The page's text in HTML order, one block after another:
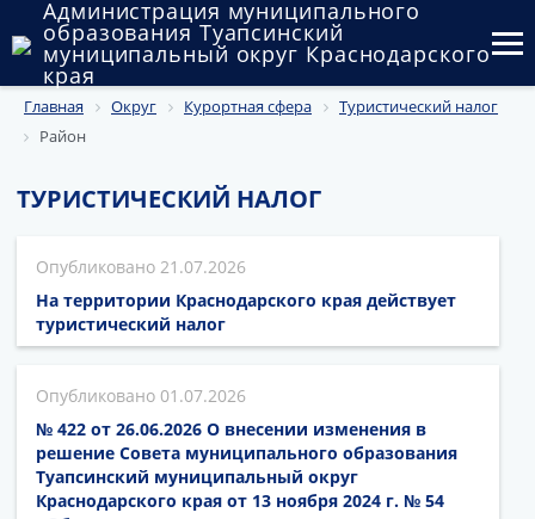
Администрация муниципального
образования Туапсинский
муниципальный округ Краснодарского
края
Округ
Государственный и муниципальный контроль
Муниципальное имущество
Документы
Главная Округ Курортная сфера
Туристический налог
Район
ТУРИСТИЧЕСКИЙ НАЛОГ
21.07.2026
На территории Краснодарского края действует
туристический налог
01.07.2026
№ 422 от 26.06.2026 О внесении изменения в
решение Совета муниципального образования
Туапсинский муниципальный округ
Краснодарского края от 13 ноября 2024 г. № 54